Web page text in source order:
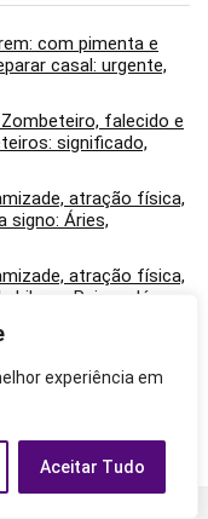
experiência em
Aceitar Tudo
com pimenta e
casal: urgente,
falecido e
significado,
atração física,
signo: Áries,
atração física,
Libra e Peixes dá
de cada signo: